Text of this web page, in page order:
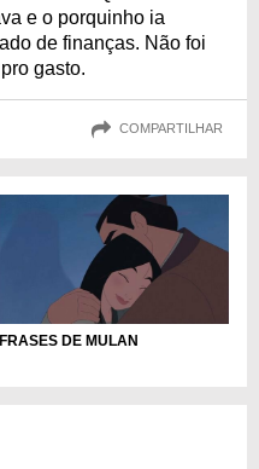
e o porquinho ia
de finanças. Não foi
gasto.
COMPARTILHAR
FRASES DE MULAN